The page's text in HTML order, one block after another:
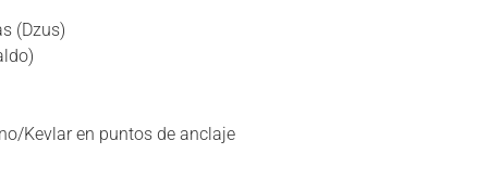
(Dzus)
Kevlar en puntos de anclaje